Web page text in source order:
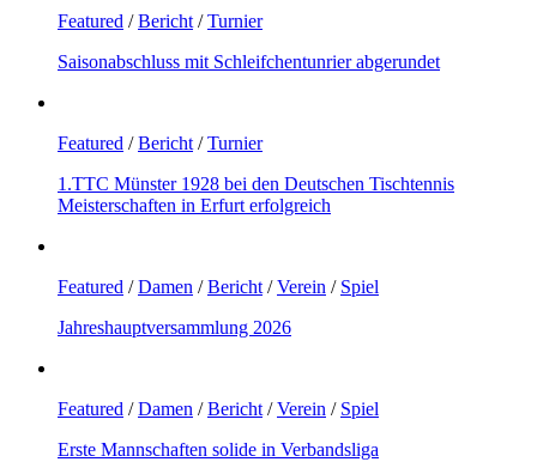
Featured /Bericht/Turnier
Saisonabschluss mit Schleifchentunrier abgerundet
Featured /Bericht/Turnier
1.TTC Münster 1928 bei den Deutschen Tischtennis
Meisterschaften in Erfurt erfolgreich
Featured /Damen /Bericht/Verein / Spiel
Jahreshauptversammlung 2026
Featured /Damen /Bericht/Verein / Spiel
Erste Mannschaften solide in Verbandsliga